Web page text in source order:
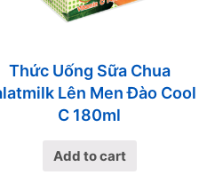
Thức Uống Sữa Chua
Lên Men Đào Cool
C 180ml
Add to cart